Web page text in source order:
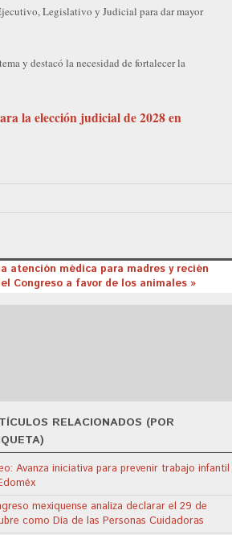
Legislativo y Judicial para dar mayor
y destacó la necesidad de fortalecer la
la elección judicial de 2028 en
atención médica para madres y recién
Congreso a favor de los animales »
RELACIONADOS (POR
Avanza iniciativa para prevenir trabajo infantil
mexiquense analiza declarar el 29 de
como Día de las Personas Cuidadoras